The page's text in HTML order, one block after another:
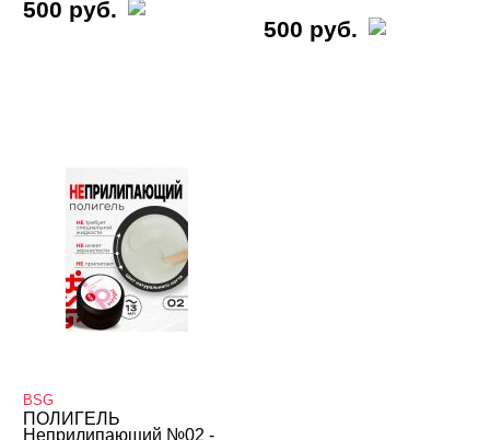
E.Mi
Grattol
Holly Molly
Imen
InGarden
500 руб.
500 руб.
BSG
ПОЛИГЕЛЬ
Неприлипающий №02 -